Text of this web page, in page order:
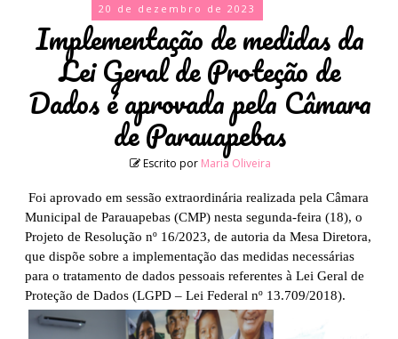
20 de dezembro de 2023
Implementação de medidas da
Lei Geral de Proteção de
Dados é aprovada pela Câmara
de Parauapebas
Escrito por Maria Oliveira
Foi aprovado em sessão extraordinária realizada pela Câmara
Municipal de Parauapebas (CMP) nesta segunda-feira (18), o
Projeto de Resolução nº 16/2023, de autoria da Mesa Diretora,
que dispõe sobre a implementação das medidas necessárias
para o tratamento de dados pessoais referentes à Lei Geral de
Proteção de Dados (LGPD – Lei Federal nº 13.709/2018).